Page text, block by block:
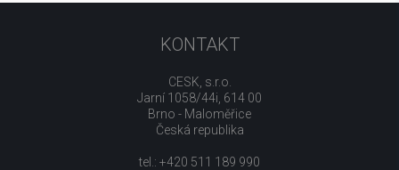
KONTAKT
CESK, s.r.o.
Jarní 1058/44i, 614 00
Brno - Maloměřice
Česká republika
tel.: +420 511 189 990